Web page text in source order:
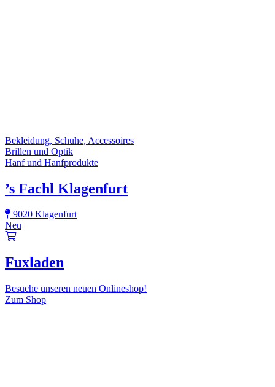
Bekleidung, Schuhe, Accessoires
Brillen und Optik
Hanf und Hanfprodukte
’s Fachl Klagenfurt
9020 Klagenfurt
Neu
Fuxladen
Besuche unseren neuen Onlineshop!
Zum Shop